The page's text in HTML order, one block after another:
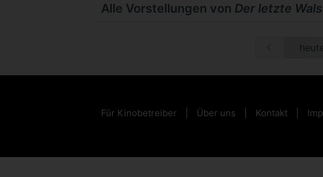
Alle Vorstellungen von Der letzte
Für Kinobetreiber Über uns Kontakt